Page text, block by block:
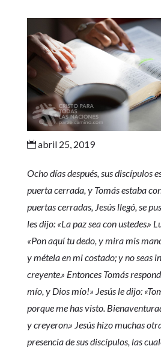
abril 25, 2019
Ocho días después, sus discípulos
puerta cerrada, y Tomás estaba
puertas cerradas, Jesús llegó, se
les dijo: «La paz sea con ustedes.»
«Pon aquí tu dedo, y mira mis
y métela en mi costado; y no seas
creyente.» Entonces Tomás
mío, y Dios mío!» Jesús le dijo:
porque me has visto.
y creyeron.» Jesús hizo muchas
presencia de sus discípulos, las